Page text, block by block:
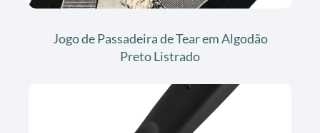
Jogo de Passadeira de Tear em Algodão
Preto Listrado